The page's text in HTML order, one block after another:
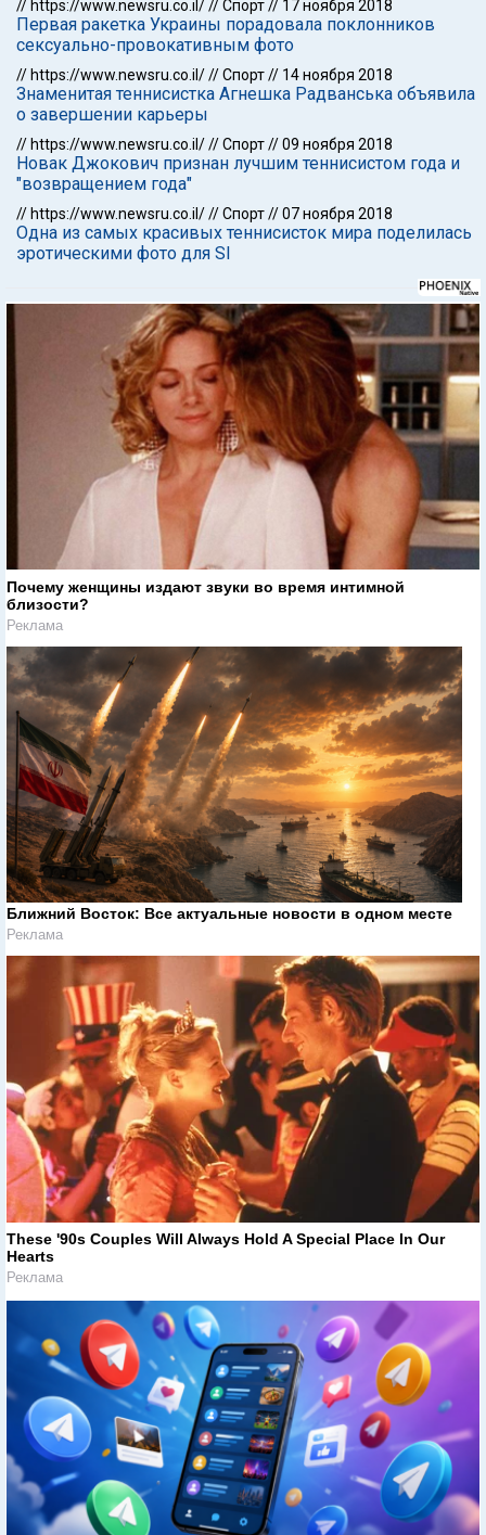
// https://www.newsru.co.il/ // Спорт// 17 ноября 2018
Первая ракетка Украины порадовала поклонников
сексуально-провокативным фото
// https://www.newsru.co.il///Спорт// 14 ноября 2018
Знаменитая теннисистка Агнешка Радванська объявила
о завершении карьеры
// https://www.newsru.co.il///Спорт//09 ноября 2018
Новак Джокович признан лучшим теннисистом года и
"возвращением года"
// https://www.newsru.co.il///Спорт//07 ноября 2018
Одна из самых красивых теннисисток мира поделилась
эротическими фото для SI
Почему женщины издают звуки во время интимной
близости?
Реклама
Ближний Восток: Все актуальные новости в одном месте
Реклама
These '90s Couples Will Always Hold A Special Place In Our
Hearts
Реклама